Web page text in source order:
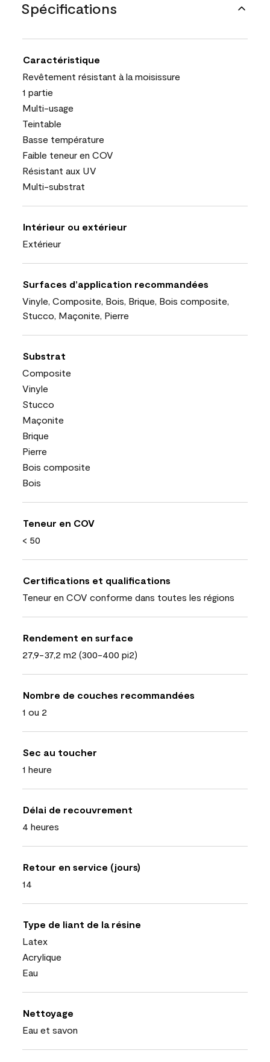
Spécifications
Caractéristique
Revêtement résistant à la moisissure
1 partie
Multi-usage
Teintable
Basse température
Faible teneur en COV
Résistant aux UV
Multi-substrat
Intérieur ou extérieur
Extérieur
Surfaces d’application recommandées
Vinyle, Composite, Bois, Brique, Bois composite,
Stucco, Maçonite, Pierre
Substrat
Composite
Vinyle
Stucco
Maçonite
Brique
Pierre
Bois composite
Bois
Teneur en COV
< 50
Certifications et qualifications
Teneur en COV conforme dans toutes les régions
Rendement en surface
27,9-37,2 m2 (300-400 pi2)
Nombre de couches recommandées
1 ou 2
Sec au toucher
1 heure
Délai de recouvrement
4 heures
Retour en service (jours)
14
Type de liant de la résine
Latex
Acrylique
Eau
Nettoyage
Eau et savon